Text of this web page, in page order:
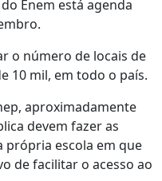
Enem está agenda
o número de locais de
10 mil, em todo o país.
aproximadamente
devem fazer as
própria escola em que
de facilitar o acesso ao